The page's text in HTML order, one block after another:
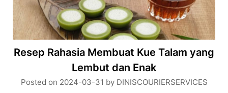
Resep Rahasia Membuat Kue Talam yang
Lembut dan Enak
Posted on 2024-03-31 by DINISCOURIERSERVICES